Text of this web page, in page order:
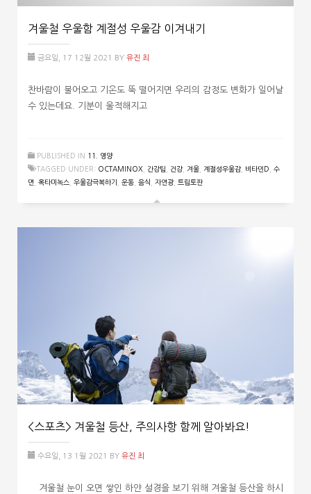
겨울철 우울함 계절성 우울감 이겨내기
금요일, 17 12월 2021 BY 유진 최
찬바람이 불어오고 기온도 뚝 떨어지면 우리의 감정도 변화가 일어날
수 있는데요. 기분이 울적해지고
PUBLISHED IN 11. 영양
TAGGED UNDER: OCTAMINOX 간강팁 건강, 겨울 계절성우울감, 비타민D
수
면
옥타미녹스 우울감극복하기 운동 음식 자연광, 트립토판
<스포츠> 겨울철 등산, 주의사항 함께 알아봐요!
수요일, 13 1월 2021 BY 유진 최
겨울철 눈이 오면 쌓인 하얀 설경을 보기 위해 겨울철 등산을 하시